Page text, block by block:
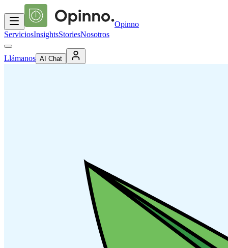
Opinno
ServiciosInsightsStoriesNosotros
Llámanos AI Chat